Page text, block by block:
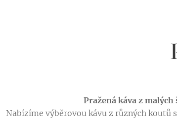
Pražená káva z
Nabízíme výběrovou kávu z různých koutů